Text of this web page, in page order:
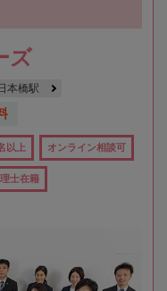
ズ
日本橋駅
以上 オンライン相談可
士在籍